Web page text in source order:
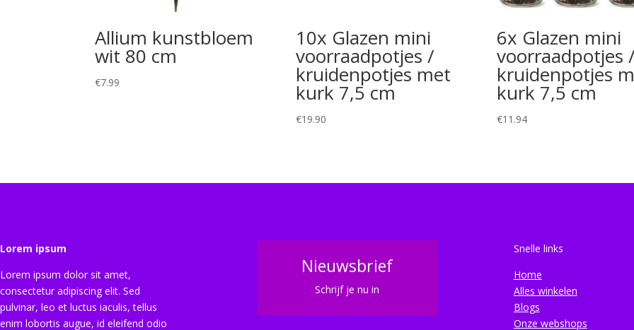
Allium kunstbloem
wit 80 cm
€7.99
10x Glazen mini
voorraadpotjes /
kruidenpotjes met
kurk 7,5 cm
€19.90
6x Glazen mini
voorraadpotjes
kruidenpotjes
kurk 7,5 cm
€11.94
Lorem ipsum
Lorem ipsum dolor sit amet,
consectetur adipiscing elit. Sed
pulvinar, leo et luctus iaculis, tellus
enim lobortis augue, id eleifend odio
Nieuwsbrief
Schrijf je nu in
Snelle links
Home
Alles winkelen
Blogs
Onze webshops